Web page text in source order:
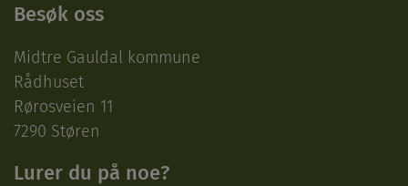
Besøk oss
Midtre Gauldal kommune
Rådhuset
Rørosveien 11
7290 Støren
Lurer du på noe?